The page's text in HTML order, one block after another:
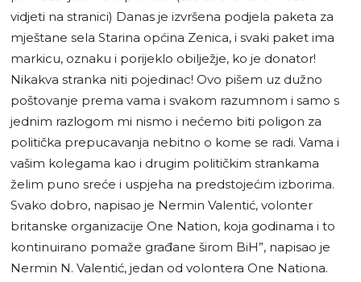
vidjeti na stranici) Danas je izvršena podjela paketa za
mještane sela Starina općina Zenica, i svaki paket ima
markicu, oznaku i porijeklo obilježje, ko je donator!
Nikakva stranka niti pojedinac! Ovo pišem uz dužno
poštovanje prema vama i svakom razumnom i samo s
jednim razlogom mi nismo i nećemo biti poligon za
politička prepucavanja nebitno o kome se radi. Vama i
vašim kolegama kao i drugim političkim strankama
želim puno sreće i uspjeha na predstojećim izborima.
Svako dobro, napisao je Nermin Valentić, volonter
britanske organizacije One Nation, koja godinama i to
kontinuirano pomaže građane širom BiH”, napisao je
Nermin N. Valentić, jedan od volontera One Nationa.